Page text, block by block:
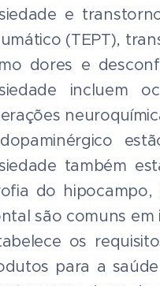
e
(TEPT),
dores e
incluem
também
do
são comuns em
os
para a